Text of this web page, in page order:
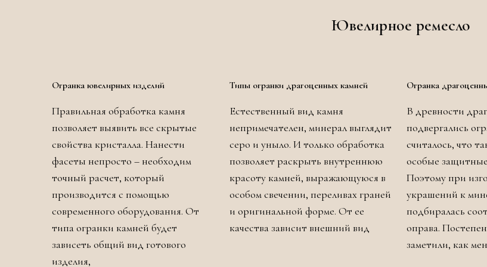
Ювелирное ремесло
Огранка ювелирных изделий
Правильная обработка камня
позволяет выявить все скрытые
свойства кристалла. Нанести
фасеты непросто – необходим
точный расчет, который
производится с помощью
современного оборудования. От
типа огранки камней будет
зависеть общий вид готового
изделия,
Типы огранки драгоценных камней
Естественный вид камня
непримечателен, минерал выглядит
серо и уныло. И только обработка
позволяет раскрыть внутреннюю
красоту камней, выражающуюся в
особом свечении, переливах граней
и оригинальной форме. От ее
качества зависит внешний вид
Огранка
В древности
подвергались
считалось, что
особые
Поэтому при
украшений к
подбиралась
оправа.
заметили, как